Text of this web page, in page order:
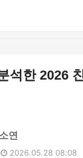
석한 2026
연
2026.05.28 08:08